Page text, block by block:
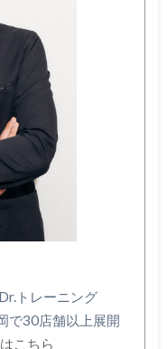
トレーニング
で30店舗以上展開
こちら